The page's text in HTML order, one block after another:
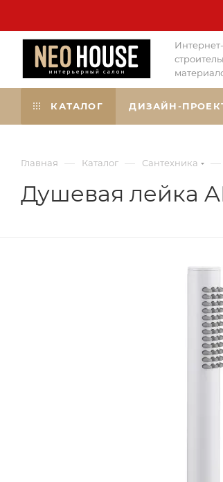
КАТАЛОГ ДИЗАЙН-
Главная — Каталог — Сантехника —
Душевая лейка